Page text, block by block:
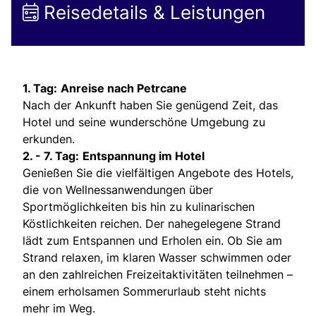
Reisedetails & Leistungen
1. Tag: Anreise nach Petrcane
Nach der Ankunft haben Sie genügend Zeit, das
Hotel und seine wunderschöne Umgebung zu
erkunden.
2. - 7. Tag: Entspannung im Hotel
Genießen Sie die vielfältigen Angebote des Hotels,
die von Wellnessanwendungen über
Sportmöglichkeiten bis hin zu kulinarischen
Köstlichkeiten reichen. Der nahegelegene Strand
lädt zum Entspannen und Erholen ein. Ob Sie am
Strand relaxen, im klaren Wasser schwimmen oder
an den zahlreichen Freizeitaktivitäten teilnehmen –
einem erholsamen Sommerurlaub steht nichts
mehr im Weg.